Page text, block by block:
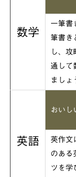
数学
一筆書
筆書き
し、
通して
ましょ
英語
おいし
英作文
のある
ツを学